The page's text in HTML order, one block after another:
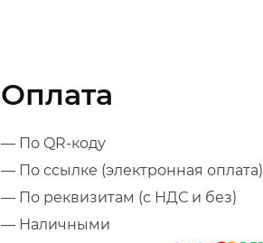
Оплата
— По QR-коду
— По ссылке (электронная оплата)
— По реквизитам (с НДС и без)
— Наличными